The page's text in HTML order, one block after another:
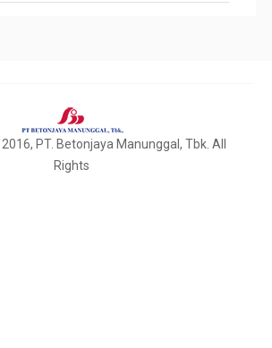
PT. Betonjaya Manunggal, Tbk. All
Rights